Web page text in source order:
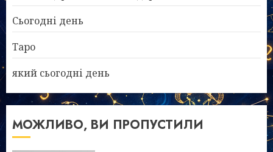
Сьогодні день
Таро
який сьогодні день
МОЖЛИВО, ВИ ПРОПУСТИЛИ